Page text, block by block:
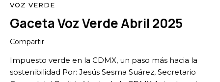
VOZ VERDE
Gaceta Voz Verde Abril 2025
Compartir
Impuesto verde en la CDMX, un paso más hacia la
sostenibilidad Por: Jesús Sesma Suárez, Secretario